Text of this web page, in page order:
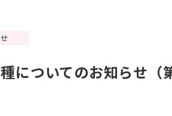
についてのお知らせ（